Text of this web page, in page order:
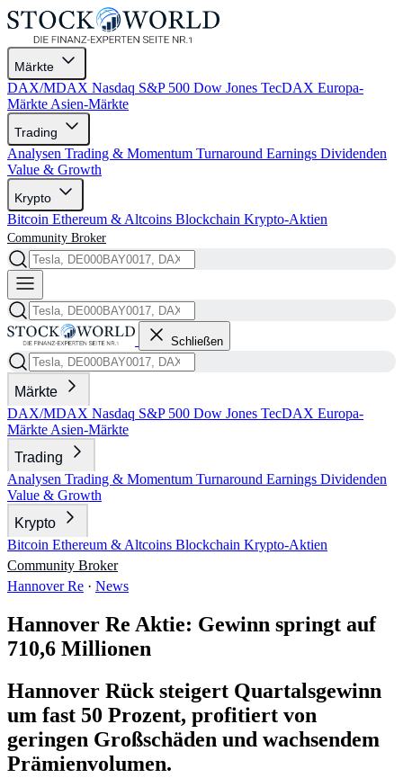
Märkte
DAX/MDAX Nasdaq S&P 500 Dow Jones TecDAX Europa-
Märkte Asien-Märkte
Trading
Analysen Trading & Momentum Turnaround Earnings Dividenden
Value & Growth
Krypto
Bitcoin Ethereum & Altcoins Blockchain Krypto-Aktien
Community Broker
Schließen
Märkte
DAX/MDAX Nasdaq S&P 500 Dow Jones TecDAX Europa-
Märkte Asien-Märkte
Trading
Analysen Trading & Momentum Turnaround Earnings Dividenden
Value & Growth
Krypto
Bitcoin Ethereum & Altcoins Blockchain Krypto-Aktien
Community Broker
Hannover Re · News
Hannover Re Aktie: Gewinn springt auf
710,6 Millionen
Hannover Rück steigert Quartalsgewinn
um fast 50 Prozent, profitiert von
geringen Großschäden und wachsendem
Prämienvolumen.